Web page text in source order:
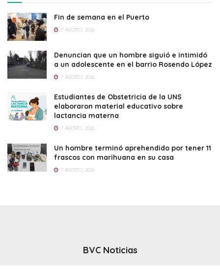
Fin de semana en el Puerto
7 AGOSTO, 2026
Denuncian que un hombre siguió e intimidó
a un adolescente en el barrio Rosendo López
7 AGOSTO, 2026
Estudiantes de Obstetricia de la UNS
elaboraron material educativo sobre
lactancia materna
7 AGOSTO, 2026
Un hombre terminó aprehendido por tener 11
frascos con marihuana en su casa
7 AGOSTO, 2026
BVC Noticias